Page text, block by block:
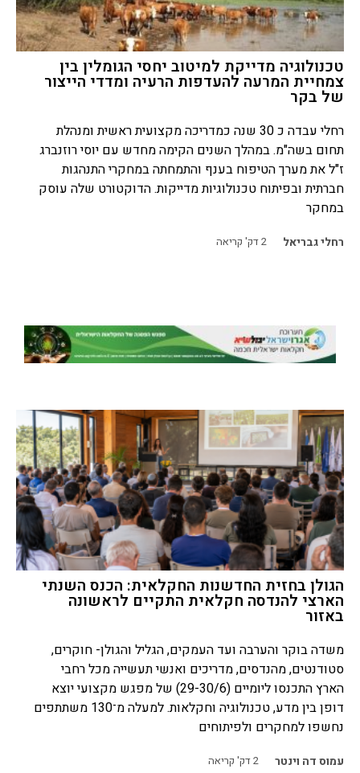
טכנולוגיה מדייקת למיטוב יחסי הגומלין בין
צמחיית המרעה להעדפות הרעיה ומדדי הייצור
של בקר
רחלי עבדה כ 30 שנה כמדריכה מקצועית ראשית ומנהלת
תחום בשה"מ. במהלך השנים הקימה מחדש עם יוסי רוזנברג
ז"ל את מערך הטיפוח בענף והתמחתה במחקרי התנהגות
חברתית ובפיתוח טכנולוגיות מדייקות. הדוקטורט שלה עוסק
במחקר
רחלי גבריאל 2דק' קריאה
הגולן בחזית החדשנות החקלאית: הכנס השנתי
הארצי להנדסה חקלאית התקיים לראשונה
באזור
משדה בוקר והערבה ועד העמקים, הגליל והגולן- חוקרים,
סטודנטים, מהנדסים, מדריכים ואנשי תעשייה מכל רחבי
הארץ התכנסו ליומיים (29-30/6) של מפגש מקצועי יוצא
דופן בין מדע, טכנולוגיה וחקלאות. למעלה מ־130 משתתפים
נחשפו למחקרים ולפיתוחים
עמוס דה וינטר 2דק' קריאה